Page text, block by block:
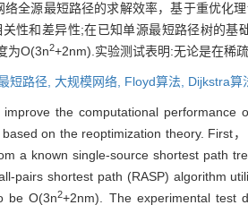
络全源最短路径的求解效率，基于重优
性和差异性;在已知单源最短路径树的
为O(3n2+2nm).实验测试表明:无论是在稀
短路径, 大规模网络, Floyd算法, Dijkstra算
the computational
on the reoptimization theory. First
a known single-source shortest path
pairs shortest path (RASP) algorithm
be O(3n2+2nm). The experimental test